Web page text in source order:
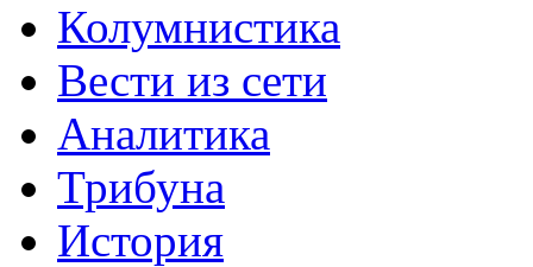
Колумнистика
Вести из сети
Аналитика
Трибуна
История